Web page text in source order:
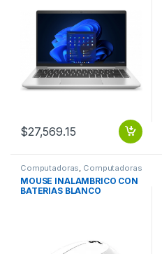
$27,569.15
Computadoras, Computadoras
de Escritorio
MOUSE INALAMBRICO CON
BATERIAS BLANCO